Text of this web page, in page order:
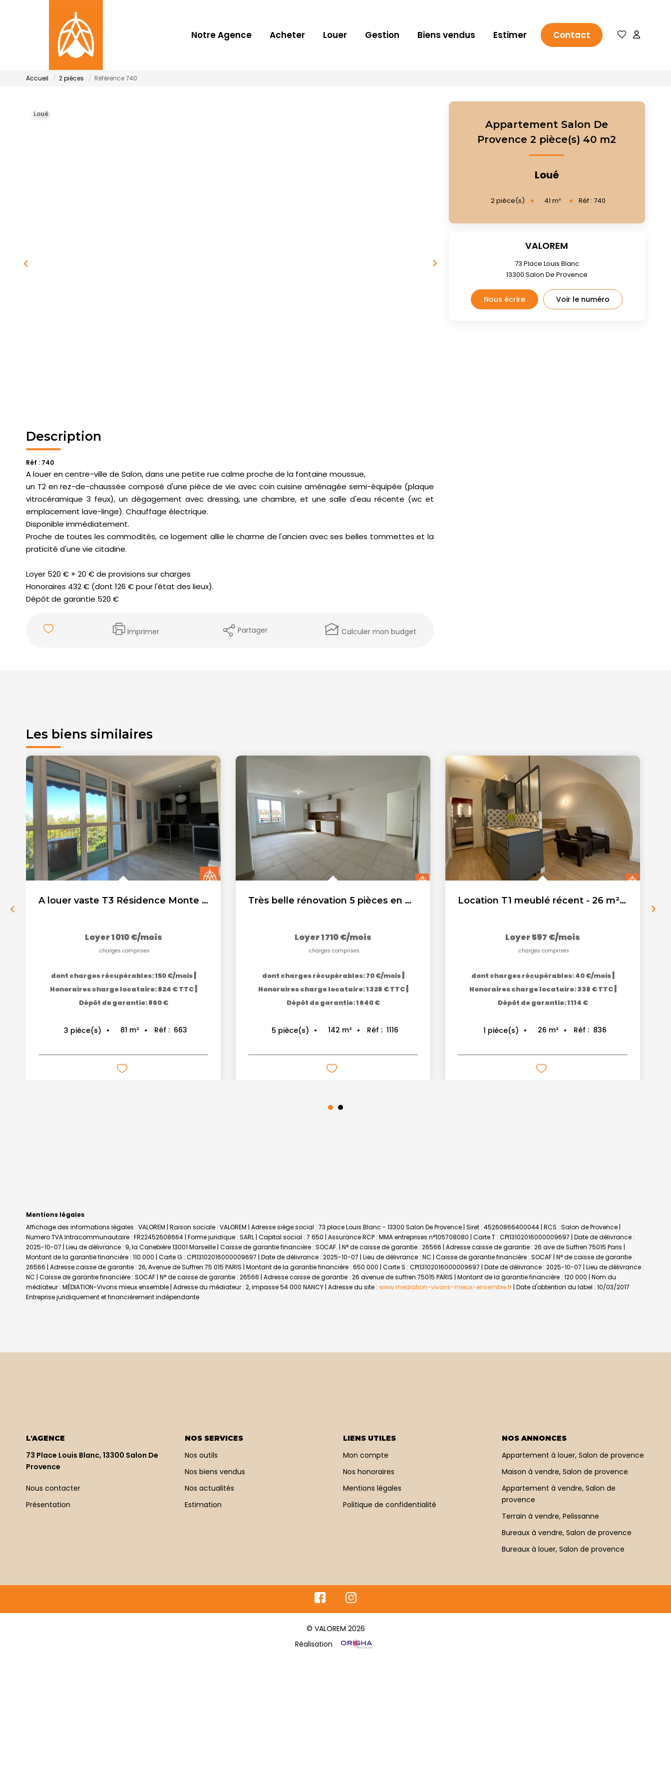
Notre Agence Acheter Louer Gestion Biens vendus Estimer Contact
Accueil 2 pièces Référence 740
Loué
Description
Réf : 740
A louer en centre-ville de Salon, dans une petite rue calme proche de la fontaine moussue,
un T2 en rez-de-chaussée composé d'une pièce de vie avec coin cuisine aménagée semi-équipée (plaque
vitrocéramique 3 feux), un dégagement avec dressing, une chambre, et une salle d'eau récente (wc et
emplacement lave-linge). Chauffage électrique.
Disponible immédiatement.
Proche de toutes les commodités, ce logement allie le charme de l'ancien avec ses belles tommettes et la
praticité d'une vie citadine.
Loyer 520 € + 20 € de provisions sur charges
Honoraires 432 € (dont 126 € pour l'état des lieux).
Dépôt de garantie 520 €
Imprimer Partager Calculer mon budget
Appartement Salon De
Provence 2 pièce(s) 40 m2
Loué
2pièce(s) 41m² Réf :740
VALOREM
73 Place Louis Blanc
13300 Salon De Provence
Nous écrire Voir le numéro
Les biens similaires
A louer vaste T3 Résidence Monte Carlo- Salon de Provence
Loyer 1 010 €/mois
charges comprises
dont charges récupérables: 150 €/mois|
Honoraires charge locataire: 824 € TTC|
Dépôt de garantie: 860 €
3 pièce(s) 81 m² Réf : 663
Très belle rénovation 5 pièces en maison de ville, centre...
Loyer 1 710 €/mois
charges comprises
dont charges récupérables: 70 €/mois|
Honoraires charge locataire: 1 328 € TTC|
Dépôt de garantie: 1 640 €
5 pièce(s) 142 m² Réf : 1116
Location T1 meublé récent - 26 m² - Salon De Provence
Loyer 597 €/mois
charges comprises
dont charges récupérables: 40 €/mois|
Honoraires charge locataire: 338 € TTC|
Dépôt de garantie: 1 114 €
1 pièce(s) 26 m² Réf : 836
Mentions légales
Affichage des informations légales : VALOREM | Raison sociale : VALOREM | Adresse siège social : 73 place Louis Blanc - 13300 Salon De Provence | Siret : 45260866400044 | RCS : Salon de Provence |
Numero TVA Intracommunautaire : FR22452608664 | Forme juridique : SARL | Capital social : 7 650 | Assurance RCP : MMA entreprises n°105708080 | Carte T : CPI13102016000009697 | Date de délivrance :
2025-10-07 | Lieu de délivrance : 9, la Canebière 13001 Marseille | Caisse de garantie financière : SOCAF. | N° de caisse de garantie : 26566 | Adresse caisse de garantie : 26 ave de Suffren 75015 Paris |
Montant de la garantie financière : 110 000 | Carte G : CPI13102016000009697 | Date de délivrance : 2025-10-07 | Lieu de délivrance : NC | Caisse de garantie financière : SOCAF | N° de caisse de garantie :
26566 | Adresse caisse de garantie : 26, Avenue de Suffren 75 015 PARIS | Montant de la garantie financière : 650 000 | Carte S : CPI13102016000009697 | Date de délivrance : 2025-10-07 | Lieu de délivrance :
NC | Caisse de garantie financière : SOCAF | N° de caisse de garantie : 26566 | Adresse caisse de garantie : 26 avenue de suffren 75015 PARIS | Montant de la garantie financière : 120 000 | Nom du
médiateur : MÉDIATION-Vivons mieux ensemble | Adresse du médiateur : 2, impasse 54 000 NANCY | Adresse du site : www.mediation-vivons-mieux-ensemble.fr | Date d'obtention du label : 10/03/2017
Entreprise juridiquement et financièrement indépendante
L'AGENCE
73 Place Louis Blanc, 13300 Salon De
Provence
Nous contacter
Présentation
NOS SERVICES
Nos outils
Nos biens vendus
Nos actualités
Estimation
LIENS UTILES
Mon compte
Nos honoraires
Mentions légales
Politique de confidentialité
NOS ANNONCES
Appartement à louer, Salon de provence
Maison à vendre, Salon de provence
Appartement à vendre, Salon de
provence
Terrain à vendre, Pelissanne
Bureaux à vendre, Salon de provence
Bureaux à louer, Salon de provence
© VALOREM 2026
Réalisation